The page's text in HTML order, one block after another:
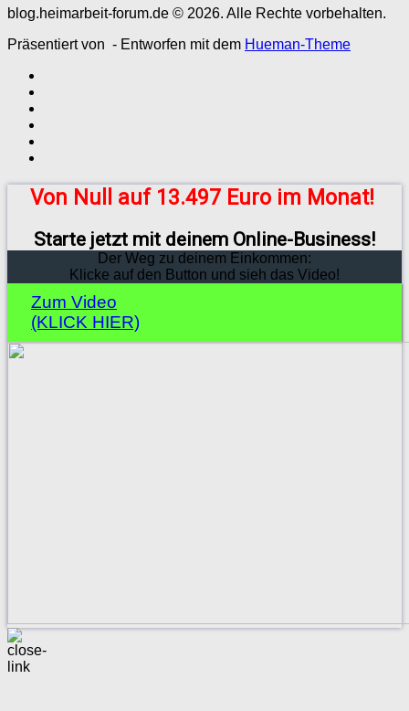
blog.heimarbeit-forum.de © 2026. Alle Rechte vorbehalten.
Präsentiert von - Entworfen mit dem Hueman-Theme
Von Null auf 13.497 Euro im Monat!
Starte jetzt mit deinem Online-Business!
Der Weg zu deinem Einkommen:
Klicke auf den Button und sieh das Video!
Zum Video
(KLICK HIER)